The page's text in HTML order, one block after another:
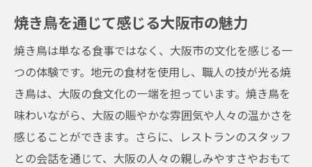
焼き鳥を通じて感じる大阪市の魅力
焼き鳥は単なる食事ではなく、大阪市の文化を感じる一
つの体験です。地元の食材を使用し、職人の技が光る焼
き鳥は、大阪の食文化の一端を担っています。焼き鳥を
味わいながら、大阪の賑やかな雰囲気や人々の温かさを
感じることができます。さらに、レストランのスタッフ
との会話を通じて、大阪の人々の親しみやすさやおもて